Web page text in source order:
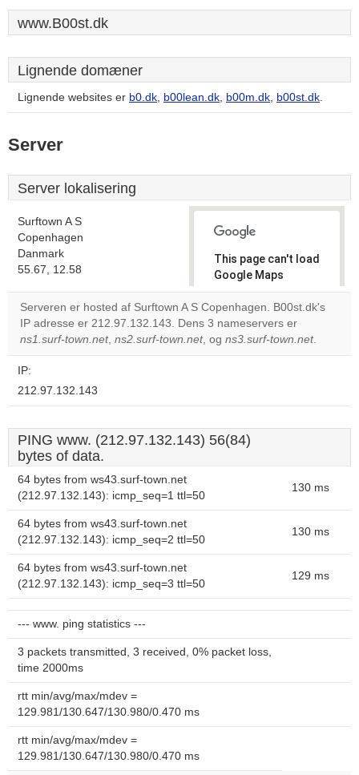
www.B00st.dk
Lignende domæner
Lignende websites er b0.dk, b00lean.dk, b00m.dk, b00st.dk.
Server
Server lokalisering
Surftown A S
Copenhagen
Danmark
55.67, 12.58
This page can't load
Google Maps
correctly.
Do you
own this
OK
Serveren er hosted af Surftown A S Copenhagen. B00st.dk's
IP adresse er 212.97.132.143. Dens 3 nameservers er
ns1.surf-town.net, ns2.surf-town.net, og ns3.surf-town.net.
IP:
212.97.132.143
PING www. (212.97.132.143) 56(84)
bytes of data.
64 bytes from ws43.surf-town.net
(212.97.132.143): icmp_seq=1 ttl=50
130 ms
64 bytes from ws43.surf-town.net
(212.97.132.143): icmp_seq=2 ttl=50
130 ms
64 bytes from ws43.surf-town.net
(212.97.132.143): icmp_seq=3 ttl=50
129 ms
--- www. ping statistics ---
3 packets transmitted, 3 received, 0% packet loss,
time 2000ms
rtt min/avg/max/mdev =
129.981/130.647/130.980/0.470 ms
rtt min/avg/max/mdev =
129.981/130.647/130.980/0.470 ms